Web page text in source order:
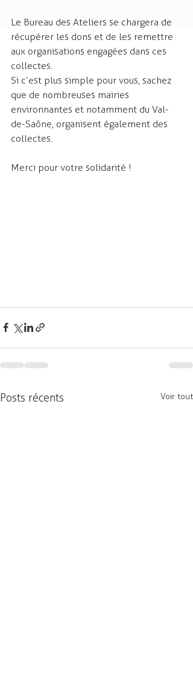
Le Bureau des Ateliers se chargera de
récupérer les dons et de les remettre
aux organisations engagées dans ces
collectes.
Si c’est plus simple pour vous, sachez
que de nombreuses mairies
environnantes et notamment du Val-
de-Saône, organisent également des
collectes.
Merci pour votre solidarité !
Posts récents Voir tout